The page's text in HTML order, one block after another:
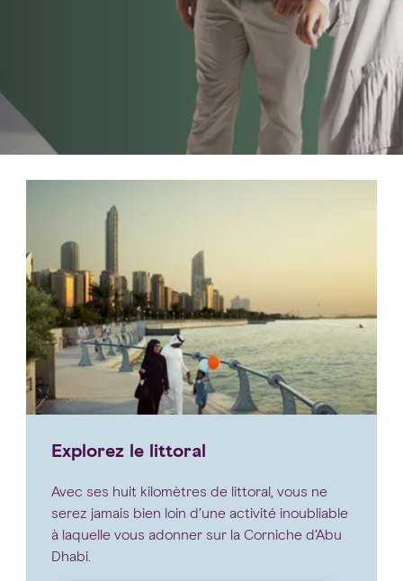
Explorez le littoral
Avec ses huit kilomètres de littoral, vous ne
serez jamais bien loin d’une activité inoubliable
à laquelle vous adonner sur la Corniche d’Abu
Dhabi.